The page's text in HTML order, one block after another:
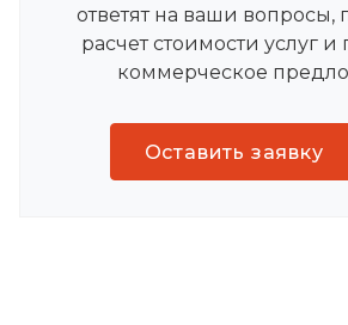
ответят на ваши вопросы,
расчет стоимости услуг и
коммерческое
Оставить заявку